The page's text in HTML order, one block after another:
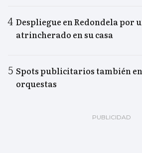
Despliegue en Redondela por
atrincherado en su casa
Spots publicitarios también
orquestas